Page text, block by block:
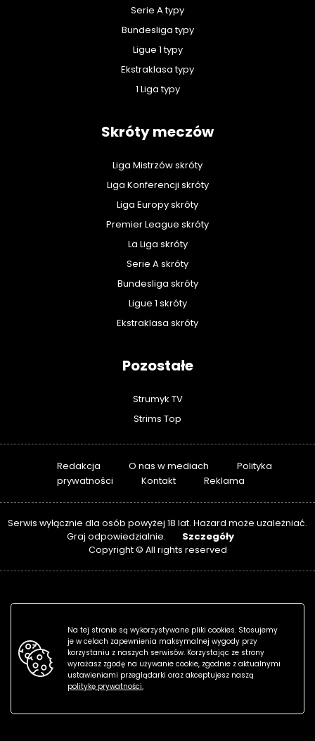
Serie A typy
Bundesliga typy
Ligue 1 typy
Ekstraklasa typy
1 Liga typy
Skróty meczów
Liga Mistrzów skróty
Liga Konferencji skróty
Liga Europy skróty
Premier League skróty
La Liga skróty
Serie A skróty
Bundesliga skróty
Ligue 1 skróty
Ekstraklasa skróty
Pozostałe
Strumyk TV
Strims Top
Redakcja O nas w mediach
Polityka
prywatności
Kontakt Reklama
Serwis wyłącznie dla osób powyżej 18 lat. Hazard może uzależniać.
Graj odpowiedzialnie.
Szczegóły
Copyright © All rights reserved
Na tej stronie są wykorzystywane pliki cookies. Stosujemy
je w celach zapewnienia maksymalnej wygody przy
korzystaniu z naszych serwisów. Korzystając ze strony
wyrażasz zgodę na używanie cookie, zgodnie z aktualnymi
ustawieniami przeglądarki oraz akceptujesz naszą
politykę prywatności.